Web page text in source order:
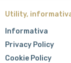
Utility,
Informativa
Privacy Policy
Cookie Policy